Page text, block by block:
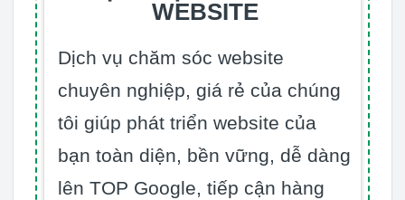
WEBSITE
Dịch vụ chăm sóc website
chuyên nghiệp, giá rẻ của chúng
tôi giúp phát triển website của
bạn toàn diện, bền vững, dễ dàng
lên TOP Google, tiếp cận hàng